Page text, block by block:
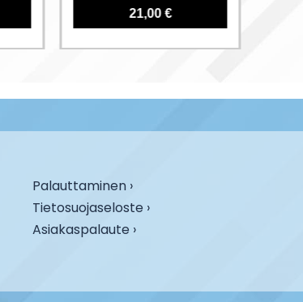
21,00 €
Palauttaminen ›
Tietosuojaseloste ›
Asiakaspalaute ›